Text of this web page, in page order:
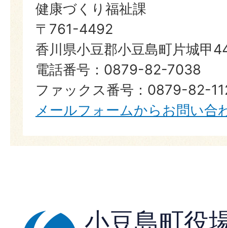
健康づくり福祉課
〒761-4492
香川県小豆郡小豆島町片城甲
電話番号：0879-82-7038
ファックス番号：0879-82-
メールフォームからお問い合
小豆島町役